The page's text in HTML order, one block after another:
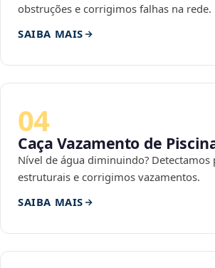
obstruções e corrigimos falhas na rede.
SAIBA MAIS
04
Caça Vazamento de
Nível de água diminuindo? Detectamos
estruturais e corrigimos vazamentos.
SAIBA MAIS